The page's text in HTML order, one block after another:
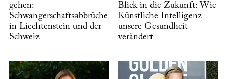
gehen:
Schwangerschaftsabbrüche
in Liechtenstein und der
Schweiz
Blick in die Zukunft: Wie
Künstliche Intelligenz
unsere Gesundheit
verändert